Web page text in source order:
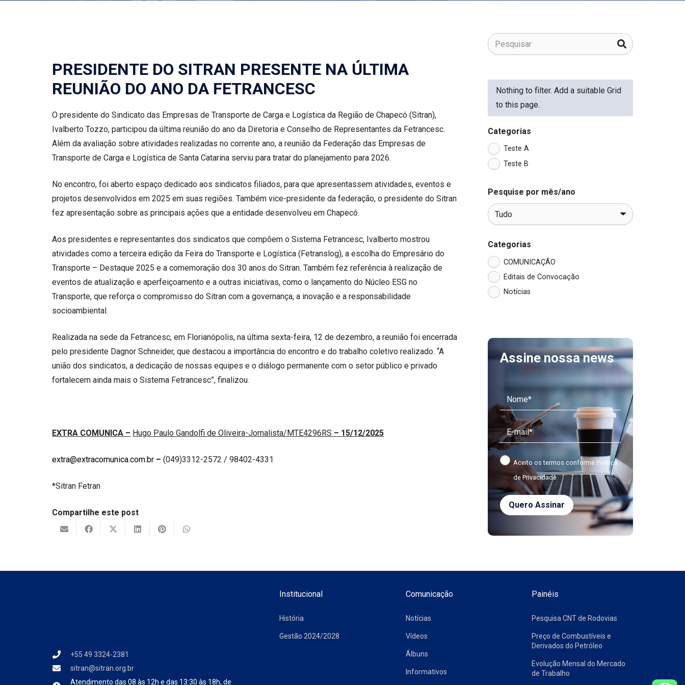
PRESIDENTE DO SITRAN PRESENTE NA ÚLTIMA
REUNIÃO DO ANO DA FETRANCESC
O presidente do Sindicato das Empresas de Transporte de Carga e Logística da Região de Chapecó (Sitran),
Ivalberto Tozzo, participou da última reunião do ano da Diretoria e Conselho de Representantes da Fetrancesc.
Além da avaliação sobre atividades realizadas no corrente ano, a reunião da Federação das Empresas de
Transporte de Carga e Logística de Santa Catarina serviu para tratar do planejamento para 2026.
No encontro, foi aberto espaço dedicado aos sindicatos filiados, para que apresentassem atividades, eventos e
projetos desenvolvidos em 2025 em suas regiões. Também vice-presidente da federação, o presidente do Sitran
fez apresentação sobre as principais ações que a entidade desenvolveu em Chapecó.
Aos presidentes e representantes dos sindicatos que compõem o Sistema Fetrancesc, Ivalberto mostrou
atividades como a terceira edição da Feira do Transporte e Logística (Fetranslog), a escolha do Empresário do
Transporte – Destaque 2025 e a comemoração dos 30 anos do Sitran. Também fez referência à realização de
eventos de atualização e aperfeiçoamento e a outras iniciativas, como o lançamento do Núcleo ESG no
Transporte, que reforça o compromisso do Sitran com a governança, a inovação e a responsabilidade
socioambiental.
Realizada na sede da Fetrancesc, em Florianópolis, na última sexta-feira, 12 de dezembro, a reunião foi encerrada
pelo presidente Dagnor Schneider, que destacou a importância do encontro e do trabalho coletivo realizado. “A
união dos sindicatos, a dedicação de nossas equipes e o diálogo permanente com o setor público e privado
fortalecem ainda mais o Sistema Fetrancesc”, finalizou.
EXTRA COMUNICA – Hugo Paulo Gandolfi de Oliveira-Jornalista/MTE4296RS – 15/12/2025
extra@extracomunica.com.br – (049)3312-2572 / 98402-4331
*Sitran Fetran
Compartilhe este post
Nothing to filter. Add a suitable Grid
to this page.
Categorias
Teste A
Teste B
Pesquise por mês/ano
Categorias
COMUNICAÇÃO
Editais de Convocação
Notícias
Assine nossa news
Aceito os termos conforme Política
de Privacidade
+55 49 3324-2381
sitran@sitran.org.br
Atendimento das 08 às 12h e das 13:30 às 18h, de
Institucional
História
Gestão 2024/2028
Comunicação
Notícias
Vídeos
Álbuns
Informativos
Painéis
Pesquisa CNT de Rodovias
Preço de Combustíveis e
Derivados do Petróleo
Evolução Mensal do Mercado
de Trabalho